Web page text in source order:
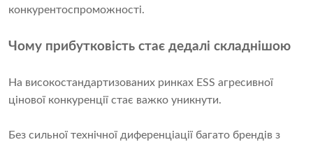
конкурентоспроможності.
Чому прибутковість стає дедалі складнішою
На високостандартизованих ринках ESS агресивної
цінової конкуренції стає важко уникнути.
Без сильної технічної диференціації багато брендів з